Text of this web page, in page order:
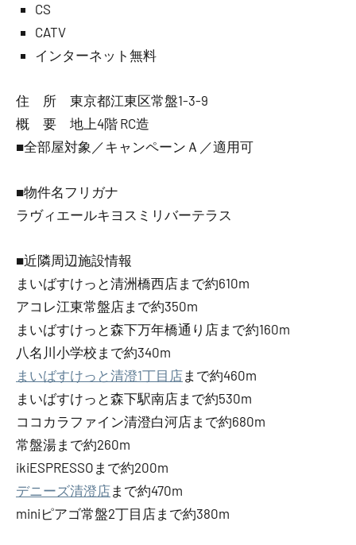
CS
CATV
インターネット無料
住 所 東京都江東区常盤1-3-9
概 要 地上4階 RC造
■全部屋対象／キャンペーンＡ／適用可
■物件名フリガナ
ラヴィエールキヨスミリバーテラス
■近隣周辺施設情報
まいばすけっと清洲橋西店まで約610m
アコレ江東常盤店まで約350m
まいばすけっと森下万年橋通り店まで約160m
八名川小学校まで約340m
まいばすけっと清澄1丁目店まで約460m
まいばすけっと森下駅南店まで約530m
ココカラファイン清澄白河店まで約680m
常盤湯まで約260m
ikiESPRESSOまで約200m
デニーズ清澄店まで約470m
miniピアゴ常盤2丁目店まで約380m